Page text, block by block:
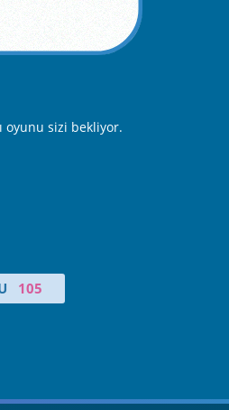
oyunu sizi bekliyor.
105